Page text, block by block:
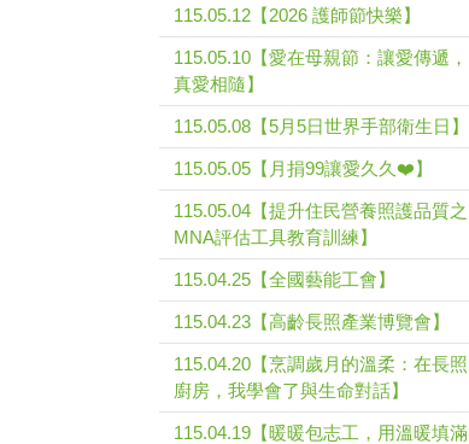
115.05.12【2026 護師節快樂】
115.05.10【愛在母親節：讓愛傳遞，
真愛相隨】
115.05.08【5月5日世界手部衛生日】
115.05.05【月捐99讓愛久久❤️】
115.05.04【提升住民營養照護品質之
MNA評估工具教育訓練】
115.04.25【全國藝能工會】
115.04.23【高齡長照產業博覽會】
115.04.20【烹調歲月的溫柔：在長照
廚房，我學會了與生命對話】
115.04.19【暖暖包志工，用溫暖填滿